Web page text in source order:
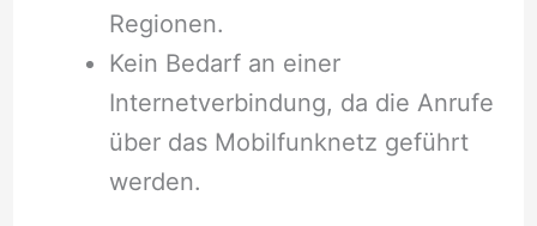
Regionen.
Kein Bedarf an einer
Internetverbindung, da die Anrufe
über das Mobilfunknetz geführt
werden.